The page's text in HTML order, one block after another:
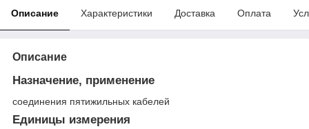
Описание Характеристики Доставка Оплата
Описание
Назначение, применение
соединения пятижильных кабелей
Единицы измерения